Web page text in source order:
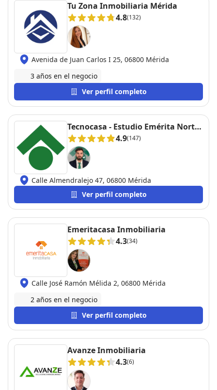
Tu Zona Inmobiliaria Mérida
4.8(132)
Avenida de Juan Carlos I 25, 06800 Mérida
3 años en el negocio
Ver perfil completo
Tecnocasa - Estudio Emérita Norte
S.L.
4.9(147)
Calle Almendralejo 47, 06800 Mérida
Ver perfil completo
Emeritacasa Inmobiliaria
4.3(34)
Calle José Ramón Mélida 2, 06800 Mérida
2 años en el negocio
Ver perfil completo
Avanze Inmobiliaria
4.3(6)